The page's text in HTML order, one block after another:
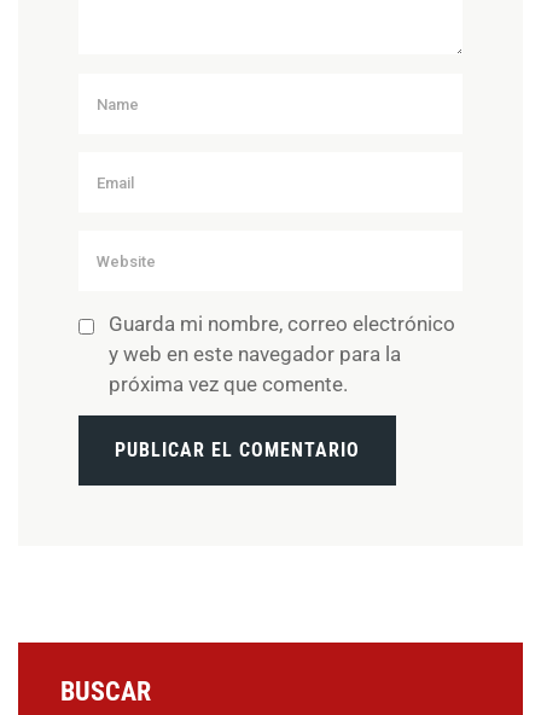
Guarda mi nombre, correo electrónico
y web en este navegador para la
próxima vez que comente.
BUSCAR